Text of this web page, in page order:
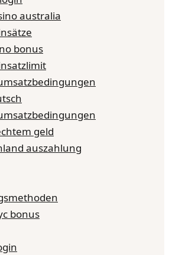
australia
bonus
geld
auszahlung
bonus